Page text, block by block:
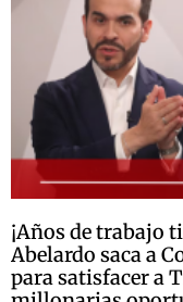
¡Años de trabajo
Abelardo saca a
para satisfacer a